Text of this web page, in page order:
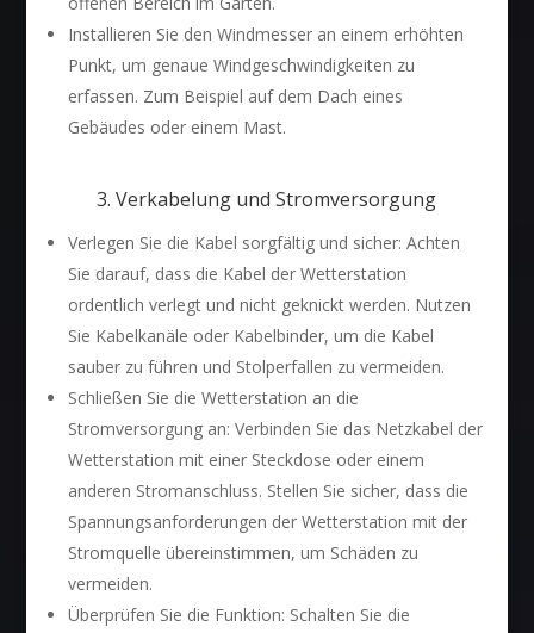
Installieren Sie den Windmesser an einem erhöhten
Punkt, um genaue Windgeschwindigkeiten zu
erfassen. Zum Beispiel auf dem Dach eines
Gebäudes oder einem Mast.
3. Verkabelung und Stromversorgung
Verlegen Sie die Kabel sorgfältig und sicher: Achten
Sie darauf, dass die Kabel der Wetterstation
ordentlich verlegt und nicht geknickt werden. Nutzen
Sie Kabelkanäle oder Kabelbinder, um die Kabel
sauber zu führen und Stolperfallen zu vermeiden.
Schließen Sie die Wetterstation an die
Stromversorgung an: Verbinden Sie das Netzkabel der
Wetterstation mit einer Steckdose oder einem
anderen Stromanschluss. Stellen Sie sicher, dass die
Spannungsanforderungen der Wetterstation mit der
Stromquelle übereinstimmen, um Schäden zu
vermeiden.
Überprüfen Sie die Funktion: Schalten Sie die